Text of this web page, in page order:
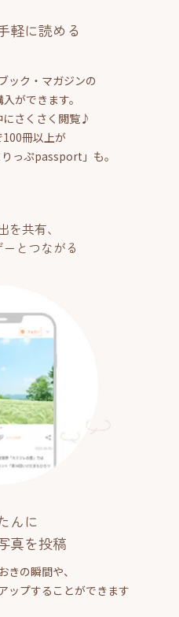
軽に読める
ック・マガジンの
ができます。
さくさく閲覧♪
冊以上が
っぷpassport」も。
を共有、
とつながる
んに
真を投稿
きの瞬間や、
ップすることができます